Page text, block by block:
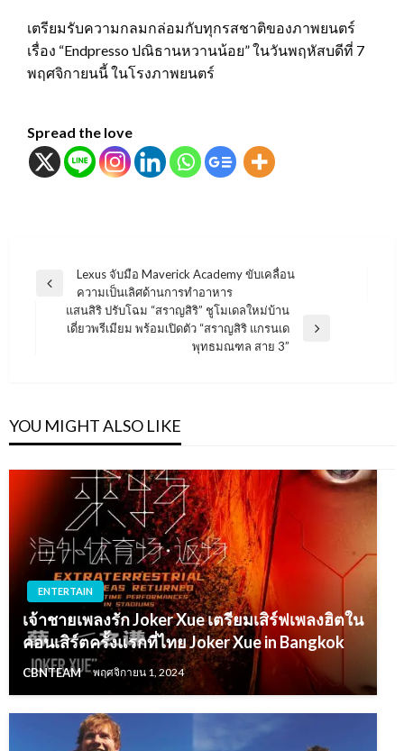
เตรียมรับความกลมกล่อมกับทุกรสชาติของภาพยนตร์
เรื่อง “Endpresso ปณิธานหวานน้อย” ในวันพฤหัสบดีที่ 7
พฤศจิกายนนี้ ในโรงภาพยนตร์
Spread the love
แนะแนว
Previous
Lexus จับมือ Maverick Academy ขับเคลื่อน
ความเป็นเลิศด้านการทำอาหาร
Next
แสนสิริ ปรับโฉม “สราญสิริ” ชูโมเดลใหม่บ้าน
เดี่ยวพรีเมียม พร้อมเปิดตัว “สราญสิริ แกรนเด
พุทธมณฑล สาย 3”
YOU MIGHT ALSO LIKE
ENTERTAIN
เจ้าชายเพลงรัก Joker Xue เตรียมเสิร์ฟเพลงฮิตใน
คอนเสิร์ตครั้งแรกที่ไทย Joker Xue in Bangkok
CBNTEAM พฤศจิกายน 1, 2024